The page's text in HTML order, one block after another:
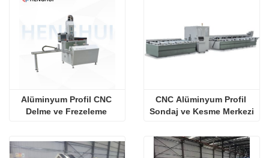
Alüminyum Profil CNC
Delme ve Frezeleme
CNC Alüminyum Profil
Sondaj ve Kesme Merkezi